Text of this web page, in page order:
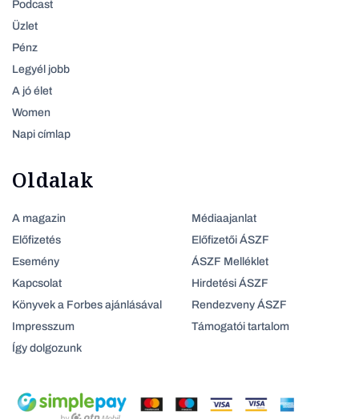
Podcast
Üzlet
Pénz
Legyél jobb
A jó élet
Women
Napi címlap
Oldalak
A magazin
Előfizetés
Esemény
Kapcsolat
Könyvek a Forbes ajánlásával
Impresszum
Így dolgozunk
Médiaajanlat
Előfizetői ÁSZF
ÁSZF Melléklet
Hirdetési ÁSZF
Rendezveny ÁSZF
Támogatói tartalom